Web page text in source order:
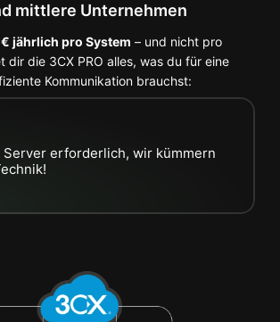
mittlere Unternehmen
jährlich pro System – und nicht pro
dir die 3CX PRO alles, was du für eine
Kommunikation brauchst:
Server erforderlich, wir kümmern